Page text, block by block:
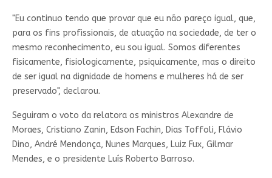
"Eu continuo tendo que provar que eu não pareço igual, que,
para os fins profissionais, de atuação na sociedade, de ter o
mesmo reconhecimento, eu sou igual. Somos diferentes
fisicamente, fisiologicamente, psiquicamente, mas o direito
de ser igual na dignidade de homens e mulheres há de ser
preservado", declarou.
Seguiram o voto da relatora os ministros Alexandre de
Moraes, Cristiano Zanin, Edson Fachin, Dias Toffoli, Flávio
Dino, André Mendonça, Nunes Marques, Luiz Fux, Gilmar
Mendes, e o presidente Luís Roberto Barroso.